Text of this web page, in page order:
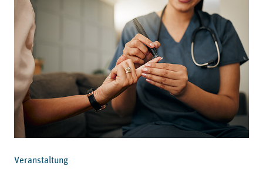
Veranstaltung